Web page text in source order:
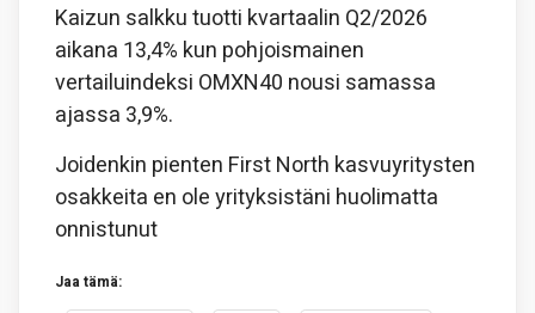
Kaizun salkku tuotti kvartaalin Q2/2026
aikana 13,4% kun pohjoismainen
vertailuindeksi OMXN40 nousi samassa
ajassa 3,9%.
Joidenkin pienten First North kasvuyritysten
osakkeita en ole yrityksistäni huolimatta
onnistunut
Jaa tämä: